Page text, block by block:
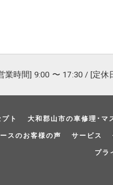
業時間] 9:00 〜 17:30 / [定休
ト 大和郡山市の車修理･マ
スのお客様の声 サービス
プラ